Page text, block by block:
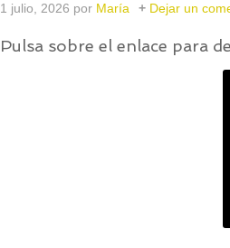
1 julio, 2026 por María Dejar un
Pulsa sobre el enlace para